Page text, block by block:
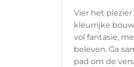
Vier het
kleurrijke
vol fantasie,
beleven. Ga
pad om de